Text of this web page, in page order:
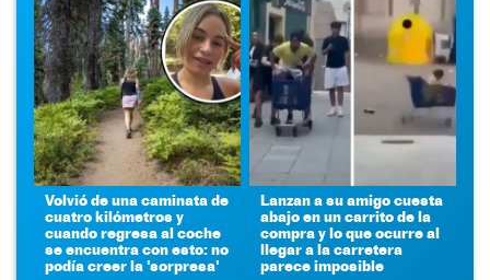
Volvió de una caminata de
cuatro kilómetros y
cuando regresa al coche
se encuentra con esto: no
podía creer la 'sorpresa'
Lanzan a su amigo cuesta
abajo en un carrito de la
compra y lo que ocurre al
llegar a la carretera
parece imposible